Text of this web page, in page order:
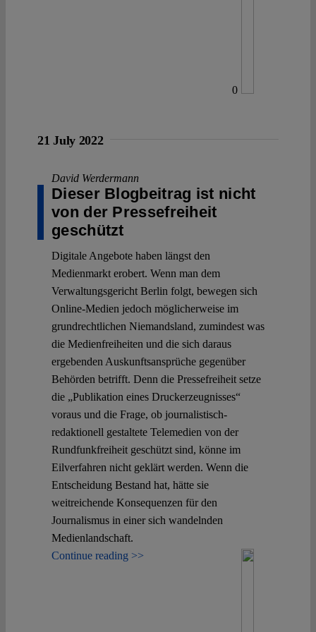
0
21 July 2022
David Werdermann
Dieser Blogbeitrag ist nicht
von der Pressefreiheit
geschützt
Digitale Angebote haben längst den
Medienmarkt erobert. Wenn man dem
Verwaltungsgericht Berlin folgt, bewegen sich
Online-Medien jedoch möglicherweise im
grundrechtlichen Niemandsland, zumindest was
die Medienfreiheiten und die sich daraus
ergebenden Auskunftsansprüche gegenüber
Behörden betrifft. Denn die Pressefreiheit setze
die „Publikation eines Druckerzeugnisses“
voraus und die Frage, ob journalistisch-
redaktionell gestaltete Telemedien von der
Rundfunkfreiheit geschützt sind, könne im
Eilverfahren nicht geklärt werden. Wenn die
Entscheidung Bestand hat, hätte sie
weitreichende Konsequenzen für den
Journalismus in einer sich wandelnden
Medienlandschaft.
Continue reading >>